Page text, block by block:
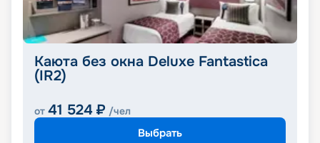
Каюта без окна Deluxe Fantastica
(IR2)
от 41 524 ₽ /чел
Выбрать